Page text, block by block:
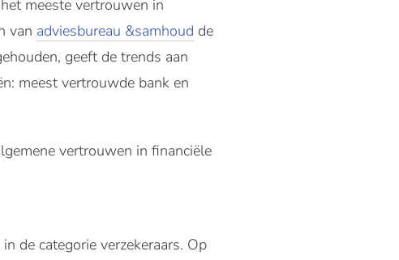
meeste vertrouwen in
van adviesbureau &samhoud de
geeft de trends aan
meest vertrouwde bank en
vertrouwen in financiële
de categorie verzekeraars. Op